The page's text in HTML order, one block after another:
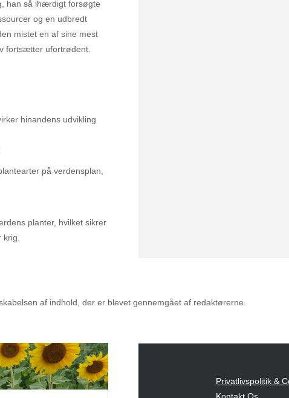
han så ihærdigt forsøgte
og en udbredt
mistet en af sine mest
fortsætter ufortrødent.
hinandens udvikling
på verdensplan,
planter, hvilket sikrer
krig.
af indhold, der er blevet gennemgået af redaktørerne.
Privatlivspolitik &